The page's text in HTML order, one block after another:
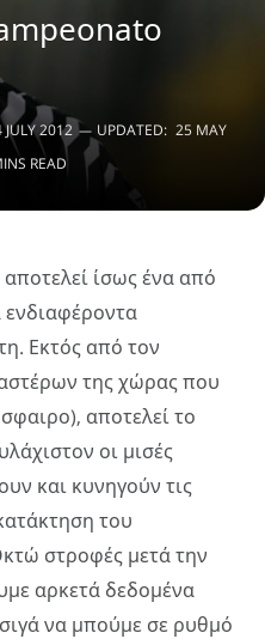
JULY 2012 UPDATED: 25 MAY
READ
αποτελεί ίσως ένα από
Εκτός από τον
της χώρας που
αποτελεί το
οι μισές
και κυνηγούν τις
του
στροφές μετά την
αρκετά δεδομένα
να μπούμε σε ρυθμό